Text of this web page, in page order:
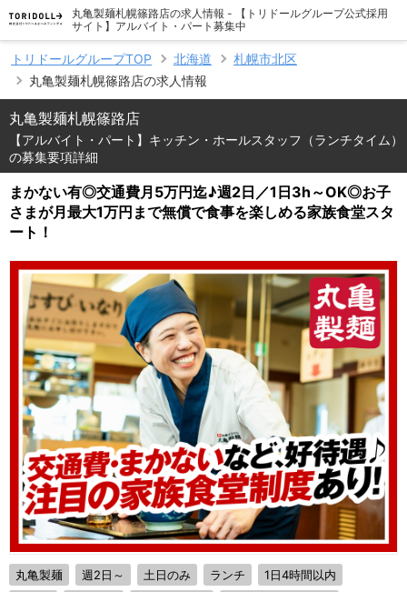
丸亀製麺札幌篠路店の求人情報 - 【トリドールグループ公式採用
サイト】アルバイト・パート募集中
トリドールグループTOP 北海道
札幌市北区
丸亀製麺札幌篠路店の求人情報
丸亀製麺札幌篠路店
【アルバイト・パート】キッチン・ホールスタッフ（ランチタイム）
の募集要項詳細
まかない有◎交通費月5万円迄♪週2日／1日3h～OK◎お子
さまが月最大1万円まで無償で食事を楽しめる家族食堂スタ
ート！
丸亀製麺 週2日～ 土日のみ ランチ
1日4時間以内